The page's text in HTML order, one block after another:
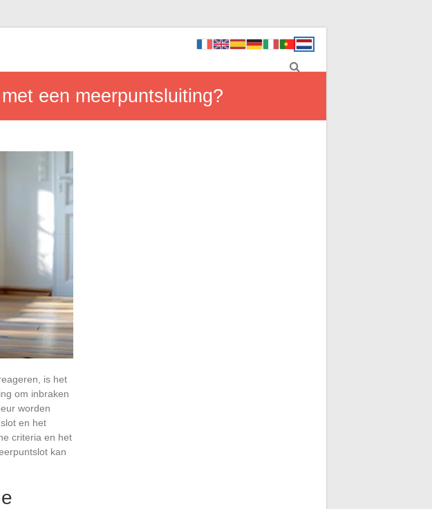
een meerpuntsluiting?
is het
om inbraken
worden
en het
criteria en het
kan